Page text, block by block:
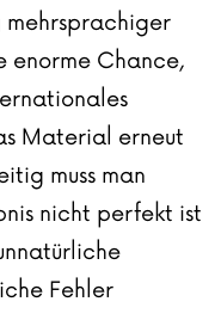
mehrsprachiger
enorme Chance,
Material erneut
muss man
nicht perfekt ist
Fehler